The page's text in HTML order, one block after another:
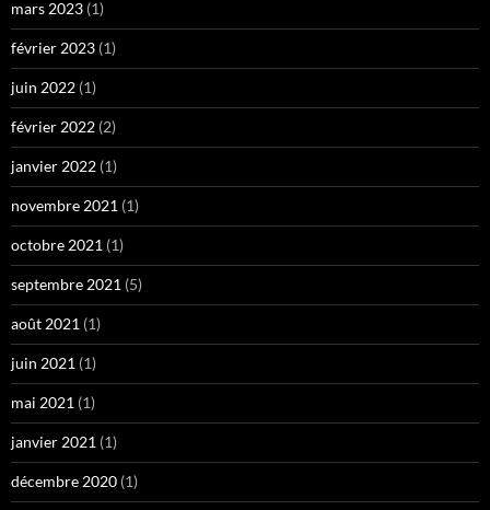
mars 2023 (1)
février 2023 (1)
juin 2022 (1)
février 2022 (2)
janvier 2022 (1)
novembre 2021 (1)
octobre 2021 (1)
septembre 2021 (5)
août 2021 (1)
juin 2021 (1)
mai 2021 (1)
janvier 2021 (1)
décembre 2020 (1)